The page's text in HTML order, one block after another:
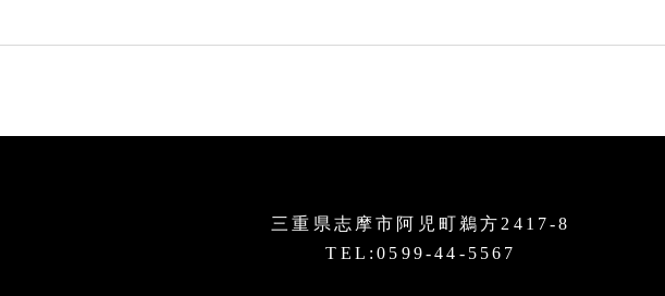
三重県志摩市阿児町鵜方2417-8
TEL:0599-44-5567